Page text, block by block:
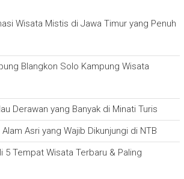
Wisata Mistis di Jawa Timur yang Penuh
Blangkon Solo Kampung Wisata
Derawan yang Banyak di Minati Turis
Asri yang Wajib Dikunjungi di NTB
5 Tempat Wisata Terbaru & Paling